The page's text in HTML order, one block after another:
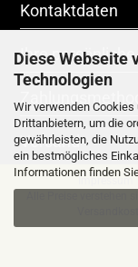
Diese Webseite
Technologien
Wir verwenden
Drittanbietern, um die
gewährleisten, die
ein bestmögliches
Informationen finden
Kontaktdaten
Ihre
Versand